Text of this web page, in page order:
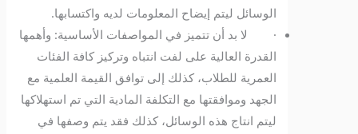
الوسائل ليتم إيضاح المعلومات لديه واكتسابها.
· لا بد أن تتميز في المواصفات الأساسية: وأهمها
القدرة العالية على لفت انتباه وتركيز كافة الفئات
العمرية للطلاب، كذلك إلى توافق القيمة العلمية مع
الجهد وموافقتها مع التكلفة المادية التي تم استهلاكها
ليتم انتاج هذه الوسائل، كذلك فقد يتم وصفها في